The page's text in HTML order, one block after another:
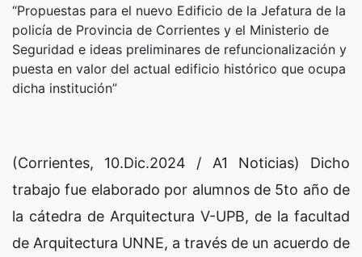
“Propuestas para el nuevo Edificio de la Jefatura de la
policía de Provincia de Corrientes y el Ministerio de
Seguridad e ideas preliminares de refuncionalización y
puesta en valor del actual edificio histórico que ocupa
dicha institución”
(Corrientes, 10.Dic.2024 / A1 Noticias) Dicho
trabajo fue elaborado por alumnos de 5to año de
la cátedra de Arquitectura V-UPB, de la facultad
de Arquitectura UNNE, a través de un acuerdo de